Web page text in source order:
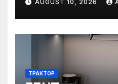
AUGUST 10, 2026
ТРАКТОР